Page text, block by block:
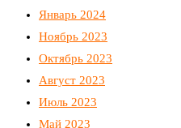
Январь 2024
Ноябрь 2023
Октябрь 2023
Август 2023
Июль 2023
Май 2023